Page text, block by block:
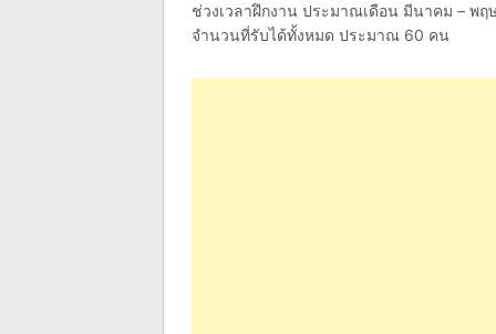
ช่วงเวลาฝึกงาน ประมาณเดือน มีนาคม – พฤ
จำนวนที่รับได้ทั้งหมด ประมาณ 60 คน